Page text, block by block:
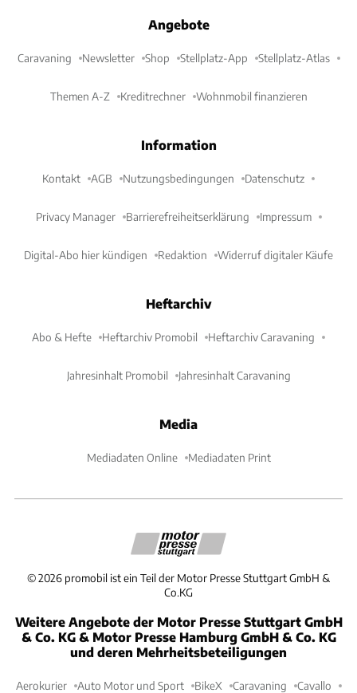
Angebote
Caravaning Newsletter Shop Stellplatz-App Stellplatz-Atlas
Themen A-Z Kreditrechner Wohnmobil finanzieren
Information
Kontakt AGB Nutzungsbedingungen Datenschutz
Privacy Manager Barrierefreiheitserklärung Impressum
Digital-Abo hier kündigen Redaktion Widerruf digitaler Käufe
Heftarchiv
Abo & Hefte Heftarchiv Promobil Heftarchiv Caravaning
Jahresinhalt Promobil Jahresinhalt Caravaning
Media
Mediadaten Online Mediadaten Print
©2026 promobil ist ein Teil der Motor Presse Stuttgart GmbH &
Co.KG
Weitere Angebote der Motor Presse Stuttgart GmbH
& Co. KG & Motor Presse Hamburg GmbH & Co. KG
und deren Mehrheitsbeteiligungen
Aerokurier Auto Motor und Sport BikeX Caravaning Cavallo